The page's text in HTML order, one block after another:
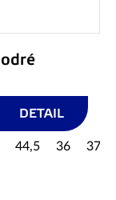
DETAIL
44,5 36 37